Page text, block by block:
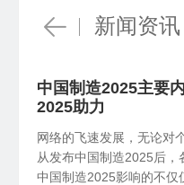
联机游戏
蒲公英网盘
蒲公英AI开发者
工业物联
功能
异地组网
无需公网IP，快速搭
加速传输、随心分配
软件定制
私有定制、树立品牌
企业WiFi
安全上网、行为追溯
新闻资讯
中国制造2025主要
2025助力
网络的飞速发展，无论对
从发布中国制造2025后，
中国制造2025影响的不仅